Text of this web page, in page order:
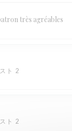
très agréables
ト 2
ト 2